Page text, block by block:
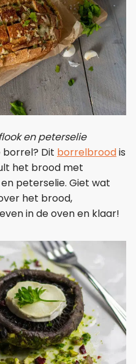
en peterselie
borrel? Dit borrelbroodis
het brood met
peterselie. Giet wat
het brood,
in de oven en klaar!